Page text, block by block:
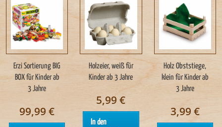
Erzi Sortierung BIG
BOX für Kinder ab
3 Jahre
99,99 €
Holzeier, weiß für
Kinder ab 3 Jahre
5,99 €
In den
Holz Obststiege,
klein für Kinder ab
3 Jahre
3,99 €